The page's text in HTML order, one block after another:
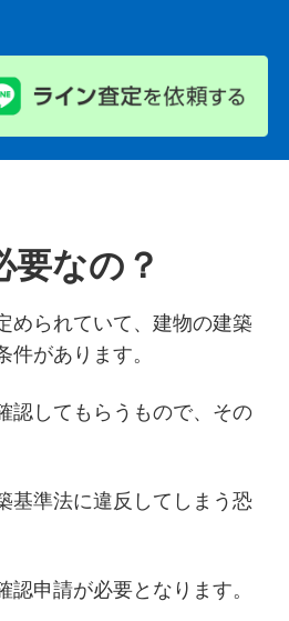
なの？
められていて、建物の建築
があります。
認してもらうもので、その
基準法に違反してしまう恐
申請が必要となります。